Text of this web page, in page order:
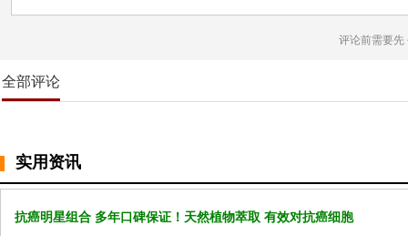
评论前需要先
全部评论
实用资讯
抗癌明星组合 多年口碑保证！天然植物萃取 有效对抗癌细胞